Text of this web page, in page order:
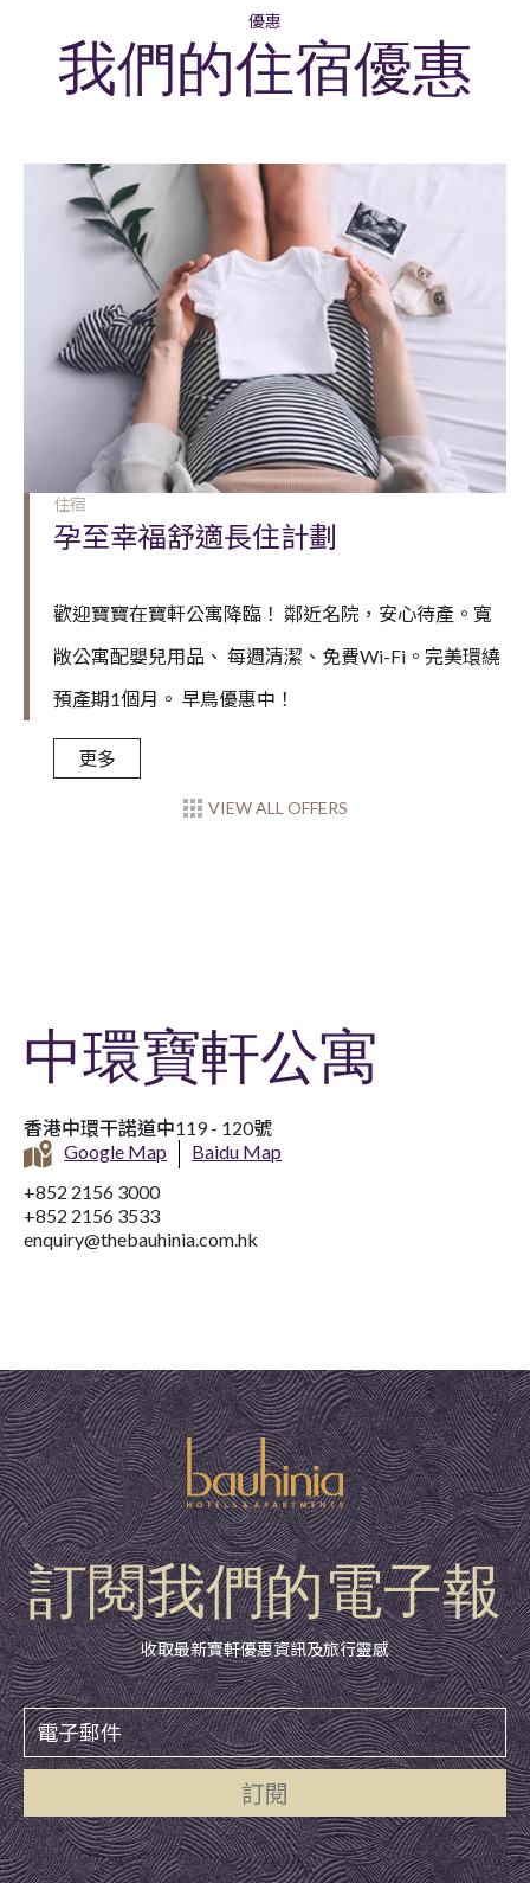
優惠
我們的住宿優惠
住宿
孕至幸福舒適長住計劃
歡迎寶寶在寶軒公寓降臨！ 鄰近名院，安心待產。寬
敞公寓配嬰兒用品、 每週清潔、免費Wi-Fi。完美環繞
預產期1個月。 早鳥優惠中！
更多
VIEW ALL OFFERS
中環寶軒公寓
香港中環干諾道中119 - 120號
Google Map
Baidu Map
+852 2156 3000
+852 2156 3533
enquiry@thebauhinia.com.hk
訂閱我們的電子報
收取最新寶軒優惠資訊及旅行靈感
訂閱